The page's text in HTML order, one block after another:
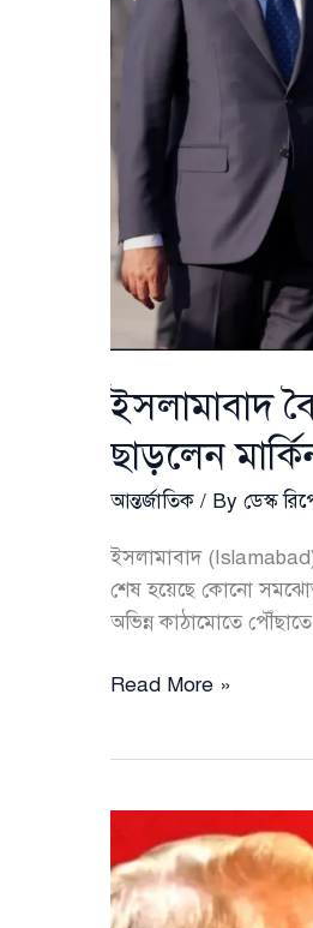
ইসলামাবাদ
ছাড়লেন
আন্তর্জাতিক / By ডেস্ক
ইসলামাবাদ
শেষ হয়েছে কোনো
অভিন্ন কাঠামোতে
ইসলামাবাদ
চুক্তি
করেন
পাকিস্তান
Read More »